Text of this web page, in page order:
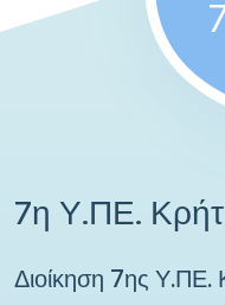
7η Υ.ΠΕ.
Διοίκηση 7ης Υ.ΠΕ.